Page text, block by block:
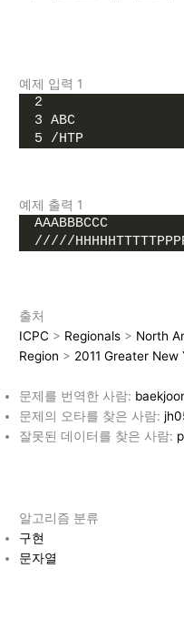
예제 입력 1
2
3 ABC
5 /HTP
예제 출력 1
AAABBBCCC
/////
출처
ICPC > Regionals > North
Region > 2011 Greater New
문제를 번역한 사람:
문제의 오타를 찾은 사람:
잘못된 데이터를 찾은 사람:
알고리즘 분류
구현
문자열